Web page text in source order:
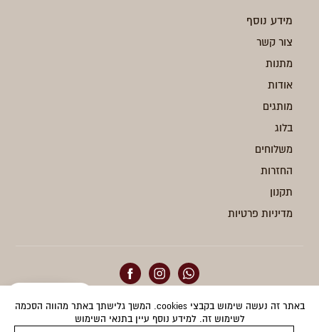
באתר זה נעשה שימוש בקבצי cookies. המשך גלישתך באתר מהווה הסכמה
לשימוש זה. למידע נוסף עיין בתנאי השימוש
מידע נוסף
צור קשר
מתנות
אודות
מותגים
בלוג
משלוחים
החזרות
תקנון
מדיניות פרטיות
הצהרת נגישות